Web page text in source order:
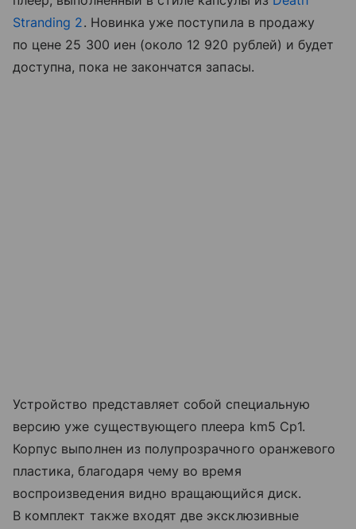
Stranding 2. Новинка уже поступила в продажу
по цене 25 300 иен (около 12 920 рублей) и будет
доступна, пока не закончатся запасы.
Устройство представляет собой специальную
версию уже существующего плеера km5 Cp1.
Корпус выполнен из полупрозрачного оранжевого
пластика, благодаря чему во время
воспроизведения видно вращающийся диск.
В комплект также входят две эксклюзивные